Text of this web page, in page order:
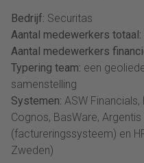
Bedrijf: Securitas
Aantal medewerkers totaal:
Aantal medewerkers
Typering team: een
samenstelling
Systemen: ASW
Cognos, BasWare,
(factureringssysteem) en
Zweden)